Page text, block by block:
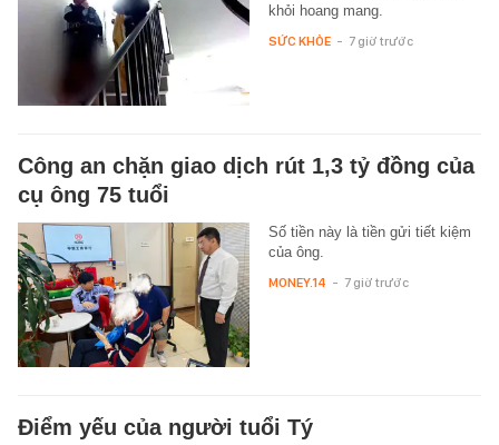
khỏi hoang mang.
SỨC KHỎE - 7 giờ trước
Công an chặn giao dịch rút 1,3 tỷ đồng của
cụ ông 75 tuổi
Số tiền này là tiền gửi tiết kiệm
của ông.
MONEY.14 - 7 giờ trước
Điểm yếu của người tuổi Tý